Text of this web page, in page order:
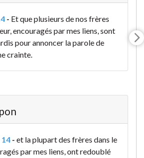
- Et que plusieurs de nos frères
encouragés par mes liens, sont
pour annoncer la parole de
crainte.
14 - et la plupart des frères dans le
par mes liens, ont redoublé